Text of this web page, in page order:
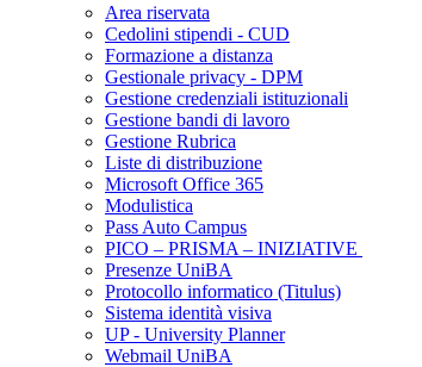
Area riservata
Cedolini stipendi - CUD
Formazione a distanza
Gestionale privacy - DPM
Gestione credenziali istituzionali
Gestione bandi di lavoro
Gestione Rubrica
Liste di distribuzione
Microsoft Office 365
Modulistica
Pass Auto Campus
PICO – PRISMA – INIZIATIVE
Presenze UniBA
Protocollo informatico (Titulus)
Sistema identità visiva
UP - University Planner
Webmail UniBA